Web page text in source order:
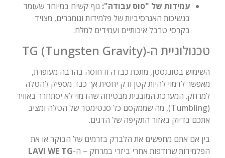
עמידות של "סוס עבודה": גוף קשיח במיוחד שעומד
בנשיכות האגרסיביות של פלמידות וגומברים, מצויד
בקרסי טרבל איכותיים ועמידים למלח.
טכנולוגיית ה-TG (Tungsten Gravity)
השימוש בטונגסטן, מתכת כבדה ודחוסה בהרבה מעופרת,
מאפשר לדמוי להיות קטן ודק יחסית אך כבד מספיק להטלה
למרחק. המערכת המובנית מבטיחה שהדמוי לא יסתחרר באוויר
(Tumbling), מה שממקסם כל סנטימטר של הטלה ומציב
אתכם בדיוק באזור התקיפה של הדגים.
בין אם אתם מחפשים את הלברק בזרמים של הבוקר או את
הפלמידות שרודפות אחרי ביזרי במרחק – ה-LAVI WE TG